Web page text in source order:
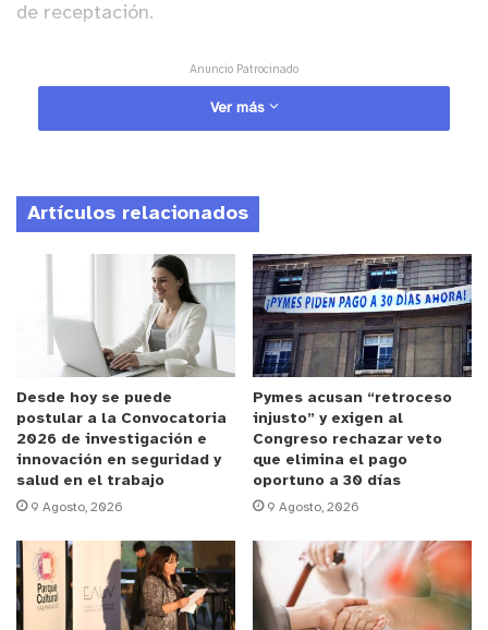
de receptación.
Anuncio Patrocinado
Durante la fiscalización, el joven no pudo acreditar
la procedencia de diversas especies que mantenía
tecnológicos, las que fueron levantadas como
evidencia por personal policial.
Tras las diligencias, el vehículo fue recuperado y
devuelto a su propietario por instrucción del
Ministerio Público, mientras que el adolescente
quedó a disposición de la justicia para el
respectivo control de detención.
y tú, ¿qué opinas?
Ver más
Artículos relacionados
Desde hoy se puede
postular a la Convocatoria
2026 de investigación e
innovación en seguridad y
salud en el trabajo
9 Agosto, 2026
Pymes acusan “retroceso
injusto” y exigen al
Congreso rechazar veto
que elimina el pago
oportuno a 30 días
9 Agosto, 2026